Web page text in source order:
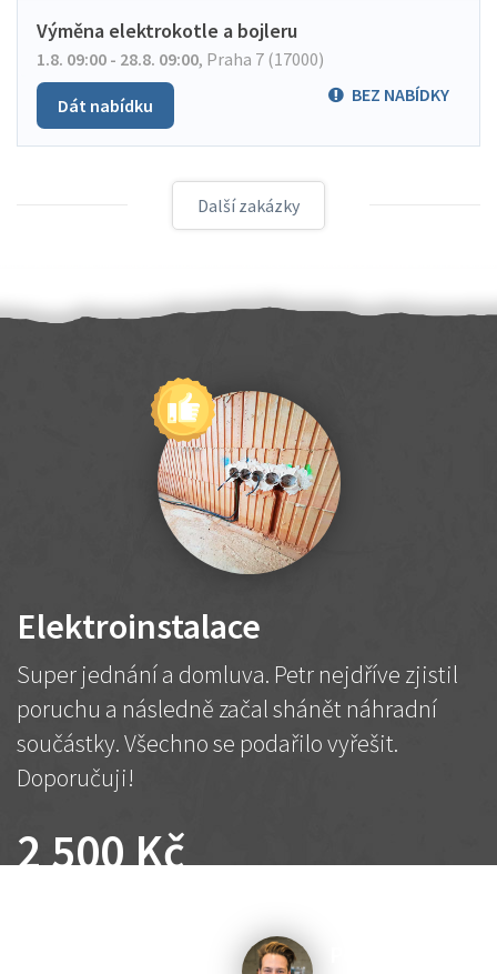
Výměna elektrokotle a bojleru
1.8. 09:00 - 28.8. 09:00, Praha 7 (17000)
BEZ NABÍDKY
Dát nabídku
Další zakázky
Elektroinstalace
Super jednání a domluva. Petr nejdříve zjistil
poruchu a následně začal shánět náhradní
součástky. Všechno se podařilo vyřešit.
Doporučuji!
2 500 Kč